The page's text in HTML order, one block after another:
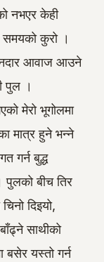
नभएर केही
समयको कुरो ।
आवाज आउने
पुल ।
मेरो भूगोलमा
मात्र हुने भन्ने
गर्न बुद्ध
पुलको बीच तिर
दिइयो,
साथीको
बसेर यस्तो गर्न